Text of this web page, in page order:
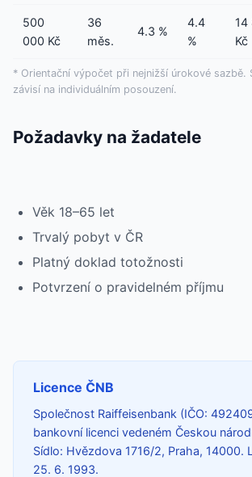
500
000 Kč
36
měs.
4.3 %
4.4
%
14
Kč
* Orientační výpočet při nejnižší úrokové sazbě.
závisí na individuálním posouzení.
Požadavky na žadatele
Věk 18–65 let
Trvalý pobyt v ČR
Platný doklad totožnosti
Potvrzení o pravidelném příjmu
Licence ČNB
Společnost Raiffeisenbank (IČO:
bankovní licenci vedeném Českou
Sídlo: Hvězdova 1716/2, Praha, 14000.
25. 6. 1993.